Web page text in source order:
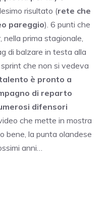
risultato (rete che
pareggio). 6 punti che
prima stagionale,
di balzare in testa alla
che non si vedeva
è pronto a
di reparto
difensori
che mette in mostra
bene, la punta olandese
anni…